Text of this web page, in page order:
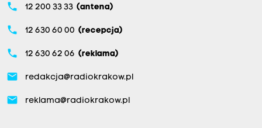
phone 12 200 33 33 (antena)
phone 12 630 60 00 (recepcja)
phone 12 630 62 06 (reklama)
email redakcja@radiokrakow.pl
email reklama@radiokrakow.pl